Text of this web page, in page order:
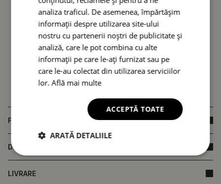
FAQ
DIMENSIUNILE PRODUSULUI
LIVRARE
analiza traficul. De asemenea, împărtășim
informații despre utilizarea site-ului
nostru cu partenerii noștri de publicitate și
analiză, care le pot combina cu alte
informații pe care le-ați furnizat sau pe
care le-au colectat din utilizarea serviciilor
lor.Află mai multe
ACCEPTĂ TOATE
ARATĂ DETALIILE